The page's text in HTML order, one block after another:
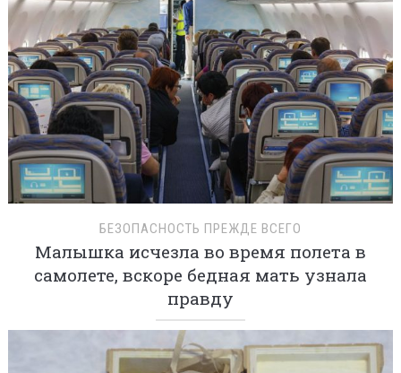
БЕЗОПАСНОСТЬ ПРЕЖДЕ ВСЕГО
Малышка исчезла во время полета в
самолете, вскоре бедная мать узнала
правду